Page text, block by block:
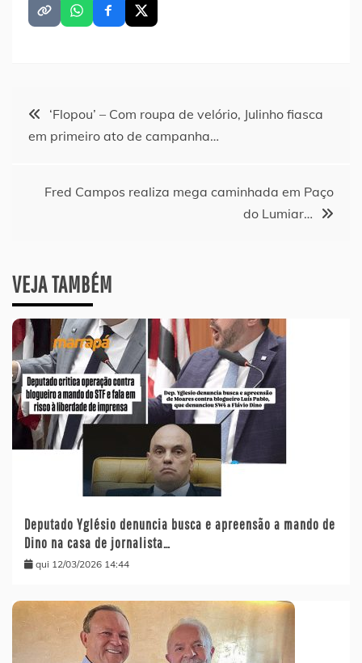
Navegação
Post
‘Flopou’ – Com roupa de velório, Julinho fiasca
em primeiro ato de campanha…
Fred Campos realiza mega caminhada em Paço
do Lumiar…
VEJA TAMBÉM
Deputado Yglésio denuncia busca e apreensão a mando de
Dino na casa de jornalista…
qui 12/03/2026 14:44